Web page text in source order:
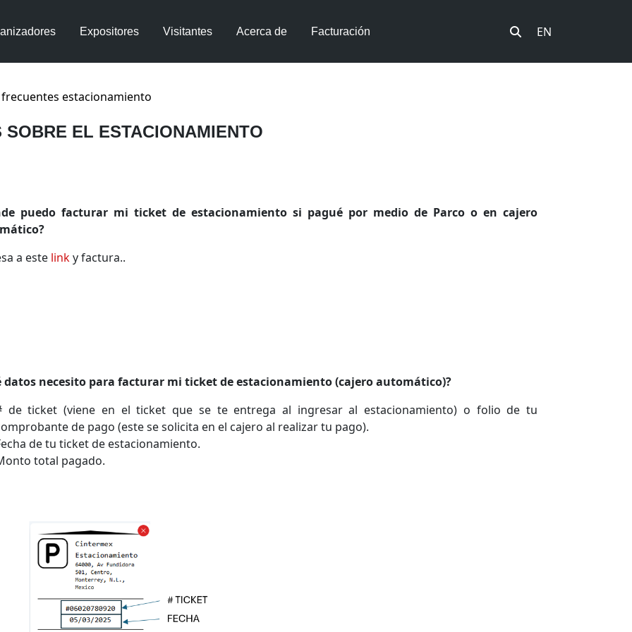
Expositores Visitantes Acerca de Facturación EN
estacionamiento
EL ESTACIONAMIENTO
puedo facturar mi ticket de estacionamiento si pagué por medio de Parco o en cajero
a este linky factura..
datos necesito para facturar mi ticket de estacionamiento (cajero automático)?
de ticket (viene en el ticket que se te entrega al ingresar al estacionamiento) o folio de tu
de pago (este se solicita en el cajero al realizar tu pago).
de tu ticket de estacionamiento.
total pagado.